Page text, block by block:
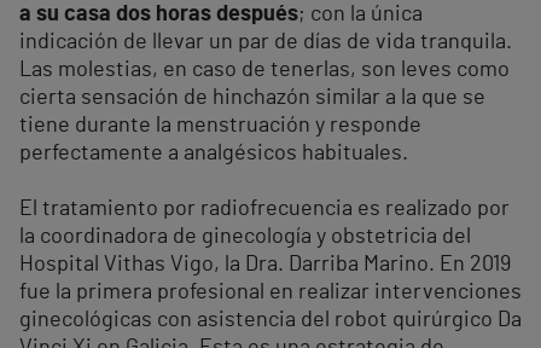
a su casa dos horas después; con la única
indicación de llevar un par de días de vida tranquila.
Las molestias, en caso de tenerlas, son leves como
cierta sensación de hinchazón similar a la que se
tiene durante la menstruación y responde
perfectamente a analgésicos habituales.
El tratamiento por radiofrecuencia es realizado por
la coordinadora de ginecología y obstetricia del
Hospital Vithas Vigo, la Dra. Darriba Marino. En 2019
fue la primera profesional en realizar intervenciones
ginecológicas con asistencia del robot quirúrgico Da